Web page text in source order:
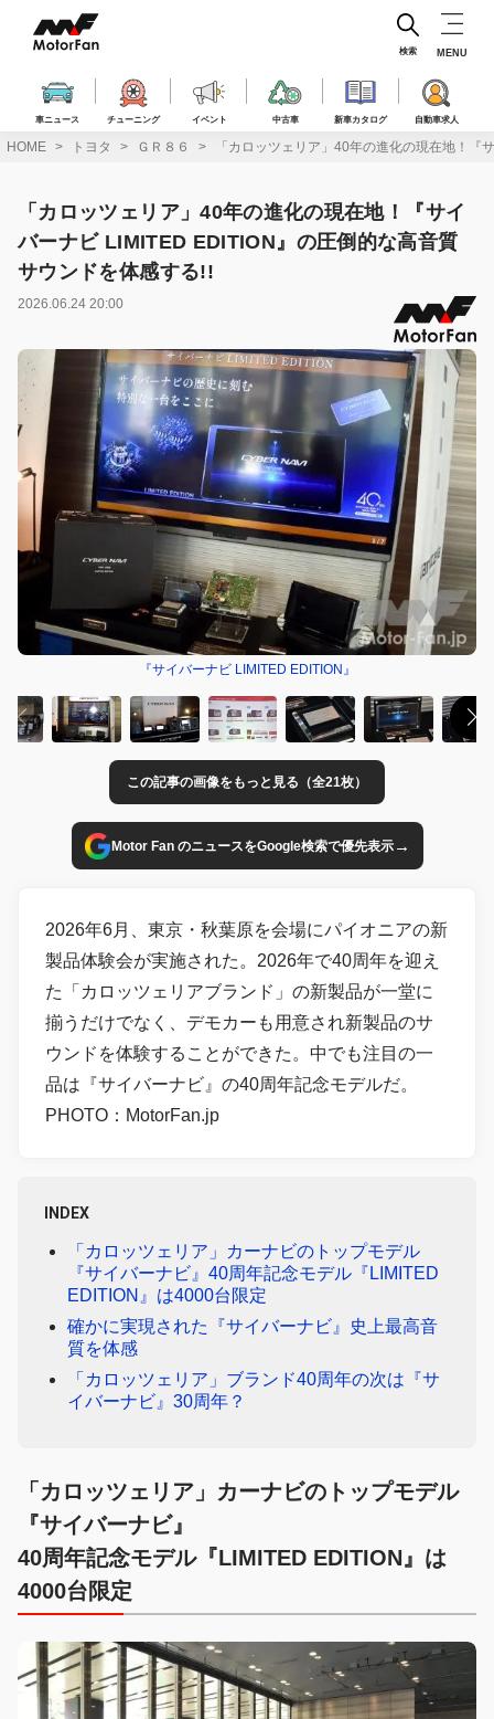
ス
車ニュース チューニング イベント 中古車 新車カタログ 自動車求人
検索 MENU
HOME トヨタ ＧＲ８６ 「カロッツェリア」40年の進化の現在地！『
「カロッツェリア」40年の進化の現在地！『サイ
バーナビ LIMITED EDITION』の圧倒的な高音質
サウンドを体感する!!
2026.06.24 20:00
『サイバーナビ LIMITED EDITION』
この記事の画像をもっと見る（全21枚）
Motor Fan のニュースをGoogle検索で優先表示→
2026年6月、東京・秋葉原を会場にパイオニアの新
製品体験会が実施された。2026年で40周年を迎え
た「カロッツェリアブランド」の新製品が一堂に
揃うだけでなく、デモカーも用意され新製品のサ
ウンドを体験することができた。中でも注目の一
品は『サイバーナビ』の40周年記念モデルだ。
PHOTO：MotorFan.jp
INDEX
「カロッツェリア」カーナビのトップモデル
『サイバーナビ』40周年記念モデル『LIMITED
EDITION』は4000台限定
確かに実現された『サイバーナビ』史上最高音
質を体感
「カロッツェリア」ブランド40周年の次は『サ
イバーナビ』30周年？
「カロッツェリア」カーナビのトップモデル
『サイバーナビ』
40周年記念モデル『LIMITED EDITION』は
4000台限定